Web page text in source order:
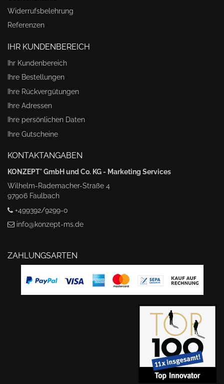
Widerrufsbelehrung
Referenzen
IHR KUNDENBEREICH
Ihr Kundenbereich
Ihre Bestellungen
Ihre Rückvergütungen
Ihre Adressen
Ihre persönlichen Daten
Ihre Gutscheine
KONTAKTANGABEN
KONZEPT° GmbH und Co. KG - Marketing Services
Wilhelm-Rademacher-Straße 4
97906 Faulbach
+499392/9299-0
info@konzept-ms.de
ZAHLUNGSARTEN